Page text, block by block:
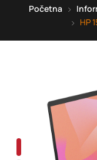
Početna
HP